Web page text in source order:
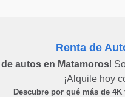
Renta de
autos en Matamoros!
¡Alquile hoy
Descubre por qué más de 4K